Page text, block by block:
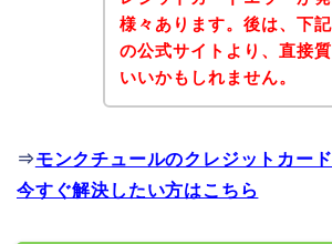
様々あります。後は、下
の公式サイトより、直接
いいかもしれません。
⇒モンクチュールのクレジットカー
今すぐ解決したい方はこちら